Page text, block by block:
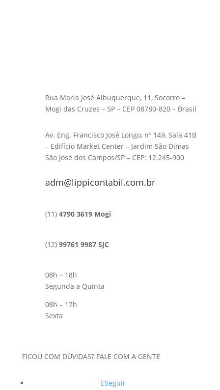
Rua Maria José Albuquerque, 11, Socorro –
Mogi das Cruzes – SP – CEP 08780-820 – Brasil
Av. Eng. Francisco José Longo, nº 149, Sala 41B
– Edifício Market Center – Jardim São Dimas
São José dos Campos/SP – CEP: 12.245-900
adm@lippicontabil.com.br
(11) 4790 3619 Mogi
(12) 99761 9987 SJC
08h – 18h
Segunda a Quinta
08h – 17h
Sexta
FICOU COM DÚVIDAS? FALE COM A GENTE
Seguir